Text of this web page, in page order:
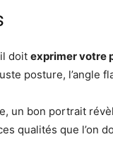
doit exprimer votre
posture, l’angle
un bon portrait
qualités que l’on